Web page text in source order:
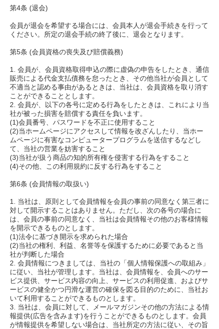
第4条 (退会)
会員が退会を希望する場合には、会員本人が退会手続きを行って
ください。所定の退会手続の終了後に、退会となります。
第5条 (会員資格の喪失及び賠償義務)
1. 会員が、会員資格取得申込の際に虚偽の申告をしたとき、通信
販売による代金支払債務を怠ったとき、その他当社が会員として
不適当と認める事由があるときは、当社は、会員資格を取り消す
ことができることとします。
2. 会員が、以下の各号に定める行為をしたときは、これにより当
社が被った損害を賠償する責任を負います。
(1)会員番号、パスワードを不正に使用すること
(2)当ホームページにアクセスして情報を改ざんしたり、当ホー
ムページに有害なコンピュータープログラムを送信するなどし
て、当社の営業を妨害すること
(3)当社が扱う商品の知的所有権を侵害する行為をすること
(4)その他、この利用規約に反する行為をすること
第6条 (会員情報の取扱い)
1. 当社は、原則として会員情報を会員の事前の同意なく第三者に
対して開示することはありません。ただし、次の各号の場合に
は、会員の事前の同意なく、当社は会員情報その他のお客様情報
を開示できるものとします。
(1)法令に基づき開示を求められた場合
(2)当社の権利、利益、名誉等を保護するために必要であると当
社が判断した場合
2. 会員情報につきましては、当社の「個人情報保護への取組み」
に従い、当社が管理します。当社は、会員情報を、会員へのサー
ビス提供、サービス内容の向上、サービスの利用促進、およびサ
ービスの健全かつ円滑な運営の確保を図る目的のために、当社お
いて利用することができるものとします。
3. 当社は、会員に対して、メールマガジンその他の方法による情
報提供(広告を含みます)を行うことができるものとします。会員
が情報提供を希望しない場合は、当社所定の方法に従い、その旨